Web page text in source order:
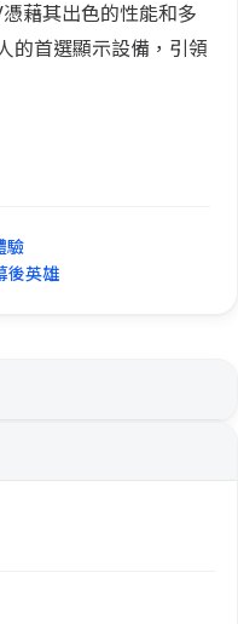
藉其出色的性能和多
的首選顯示設備，引領
驗
後英雄